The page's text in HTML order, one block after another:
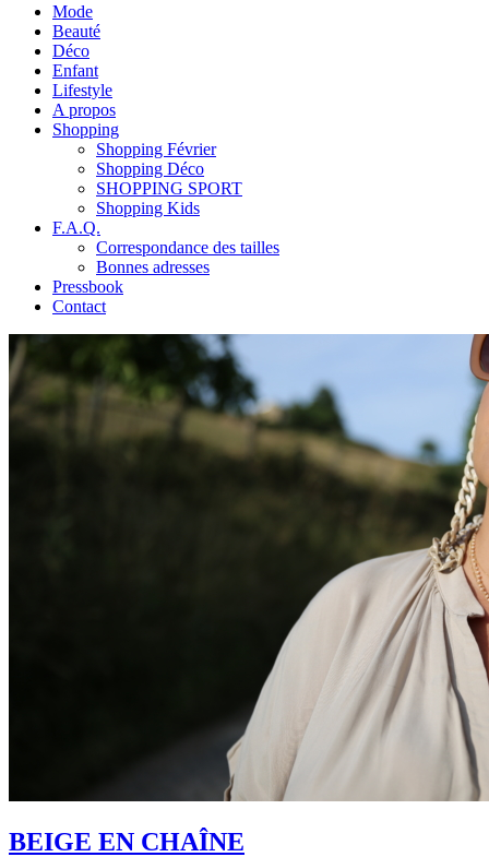
Mode
Beauté
Déco
Enfant
Lifestyle
A propos
Shopping
Shopping Février
Shopping Déco
SHOPPING SPORT
Shopping Kids
F.A.Q.
Correspondance des tailles
Bonnes adresses
Pressbook
Contact
BEIGE EN CHAÎNE